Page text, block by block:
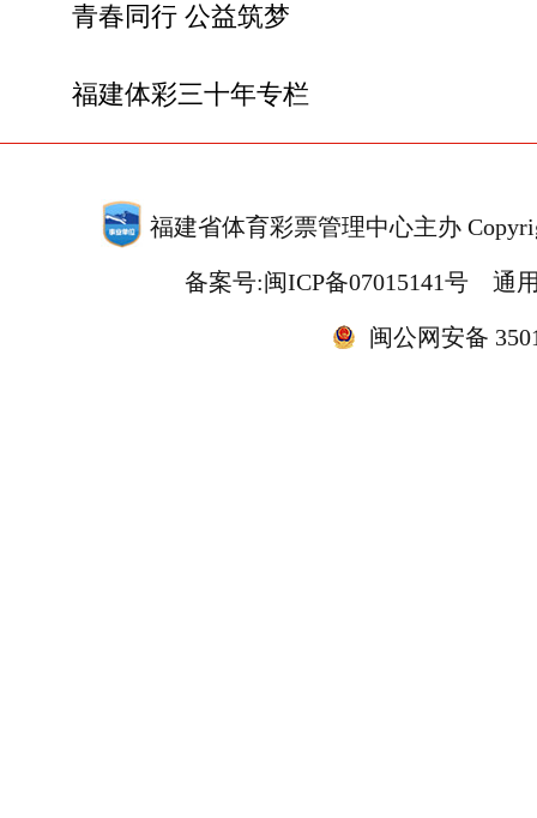
青春同行 公益筑梦
福建体彩三十年专栏
福建省体育彩票管理中心主办
备案号:闽ICP备07015141号 通用
闽公网安备